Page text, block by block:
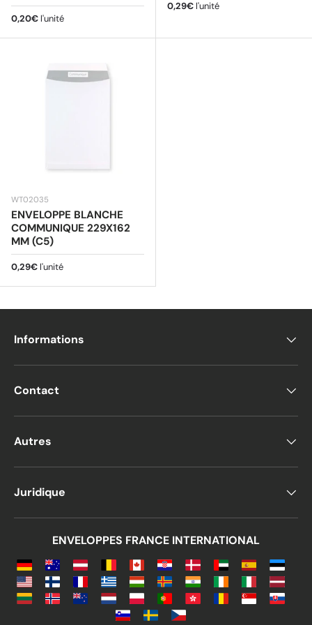
Prix habituel
0,20€ l'unité
Prix habituel
0,29€ l'unité
WT02035
ENVELOPPE BLANCHE
COMMUNIQUE 229X162
MM (C5)
Prix habituel
0,29€ l'unité
Informations
Contact
Autres
Juridique
ENVELOPPES FRANCE INTERNATIONAL